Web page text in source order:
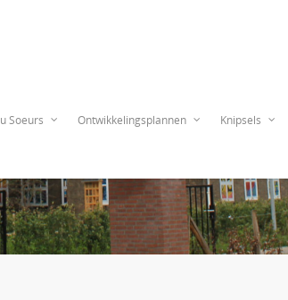
Soeurs Ontwikkelingsplannen Knipsels